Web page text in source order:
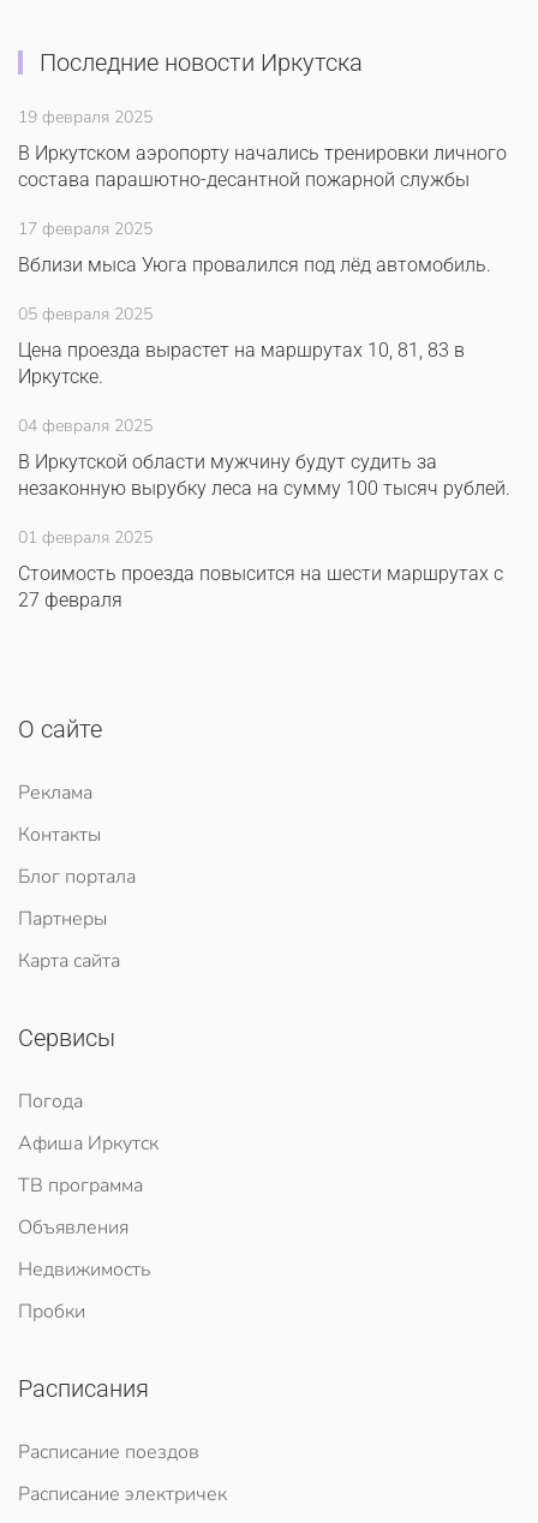
Последние новости Иркутска
19 февраля 2025
В Иркутском аэропорту начались тренировки личного
состава парашютно-десантной пожарной службы
17 февраля 2025
Вблизи мыса Уюга провалился под лёд автомобиль.
05 февраля 2025
Цена проезда вырастет на маршрутах 10, 81, 83 в
Иркутске.
04 февраля 2025
В Иркутской области мужчину будут судить за
незаконную вырубку леса на сумму 100 тысяч рублей.
01 февраля 2025
Стоимость проезда повысится на шести маршрутах с
27 февраля
О сайте
Реклама
Контакты
Блог портала
Партнеры
Карта сайта
Сервисы
Погода
Афиша Иркутск
ТВ программа
Объявления
Недвижимость
Пробки
Расписания
Расписание поездов
Расписание электричек